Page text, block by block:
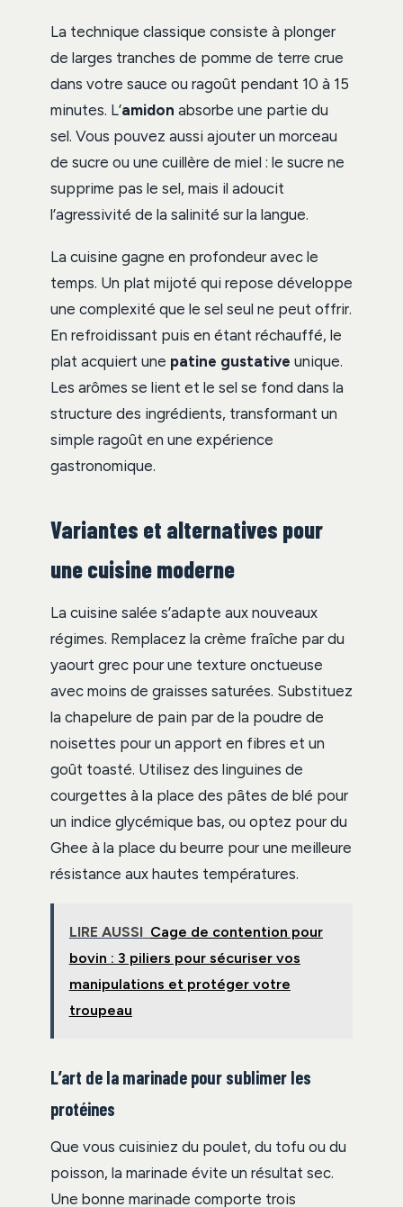
La technique classique consiste à plonger
de larges tranches de pomme de terre crue
dans votre sauce ou ragoût pendant 10 à 15
minutes. L’amidon absorbe une partie du
sel. Vous pouvez aussi ajouter un morceau
de sucre ou une cuillère de miel : le sucre ne
supprime pas le sel, mais il adoucit
l’agressivité de la salinité sur la langue.
La cuisine gagne en profondeur avec le
temps. Un plat mijoté qui repose développe
une complexité que le sel seul ne peut offrir.
En refroidissant puis en étant réchauffé, le
plat acquiert une patine gustative unique.
Les arômes se lient et le sel se fond dans la
structure des ingrédients, transformant un
simple ragoût en une expérience
gastronomique.
Variantes et alternatives pour
une cuisine moderne
La cuisine salée s’adapte aux nouveaux
régimes. Remplacez la crème fraîche par du
yaourt grec pour une texture onctueuse
avec moins de graisses saturées. Substituez
la chapelure de pain par de la poudre de
noisettes pour un apport en fibres et un
goût toasté. Utilisez des linguines de
courgettes à la place des pâtes de blé pour
un indice glycémique bas, ou optez pour du
Ghee à la place du beurre pour une meilleure
résistance aux hautes températures.
LIRE AUSSI Cage de contention pour
bovin : 3 piliers pour sécuriser vos
manipulations et protéger votre
troupeau
L’art de la marinade pour sublimer les
protéines
Que vous cuisiniez du poulet, du tofu ou du
poisson, la marinade évite un résultat sec.
Une bonne marinade comporte trois